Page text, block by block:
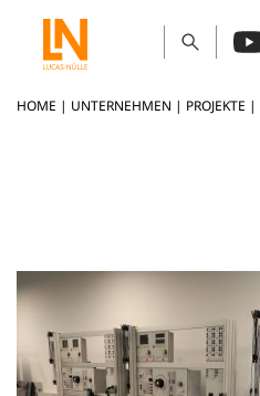
HOME | UNTERNEHMEN | PROJEKTE |